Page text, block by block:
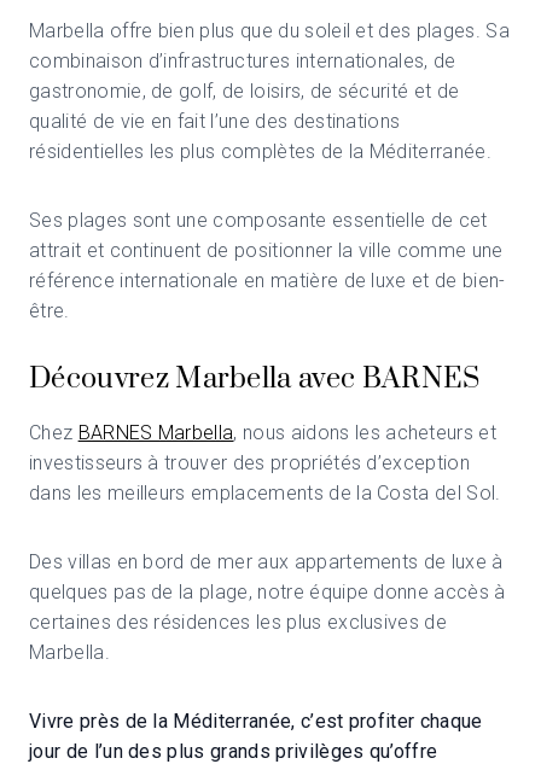
Marbella offre bien plus que du soleil et des plages. Sa
combinaison d’infrastructures internationales, de
gastronomie, de golf, de loisirs, de sécurité et de
qualité de vie en fait l’une des destinations
résidentielles les plus complètes de la Méditerranée.
Ses plages sont une composante essentielle de cet
attrait et continuent de positionner la ville comme une
référence internationale en matière de luxe et de bien-
être.
Découvrez Marbella avec BARNES
Chez BARNES Marbella, nous aidons les acheteurs et
investisseurs à trouver des propriétés d’exception
dans les meilleurs emplacements de la Costa del Sol.
Des villas en bord de mer aux appartements de luxe à
quelques pas de la plage, notre équipe donne accès à
certaines des résidences les plus exclusives de
Marbella.
Vivre près de la Méditerranée, c’est profiter chaque
jour de l’un des plus grands privilèges qu’offre